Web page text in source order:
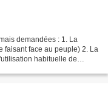
demandées : 1. La
faisant face au peuple) 2. La
habituelle de